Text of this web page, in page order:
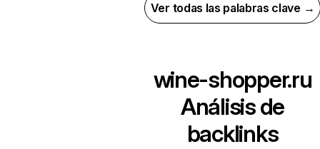
Ver todas las palabras clave →
wine-shopper.ru
Análisis de
backlinks